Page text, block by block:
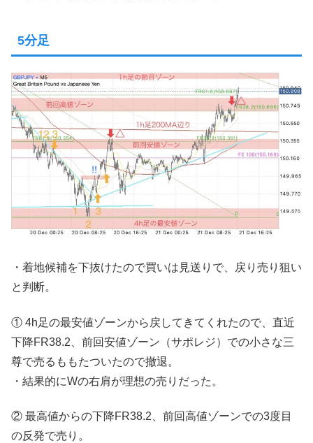
5分足
・着地候補を下抜けたので買いは見送りで、戻り売り狙い
と判断。
① 4h足の最安値ゾーンから戻してきてくれたので、直近
下降FR38.2、前回安値ゾーン（サポレジ）での小さな三
尊で売るももたついたので撤退。
・結果的にWの右肩が理想の売りだった。
② 最高値からの下降FR38.2、前回高値ゾーンでの3度目
の反発で売り。